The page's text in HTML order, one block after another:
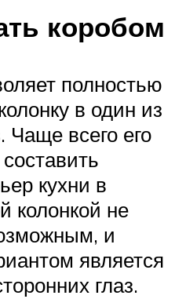
коробом
полностью
в один из
всего его
кухни в
колонкой не
и
является
глаз.